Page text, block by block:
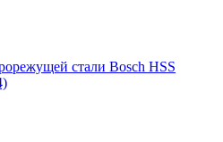
стали Bosch HSS